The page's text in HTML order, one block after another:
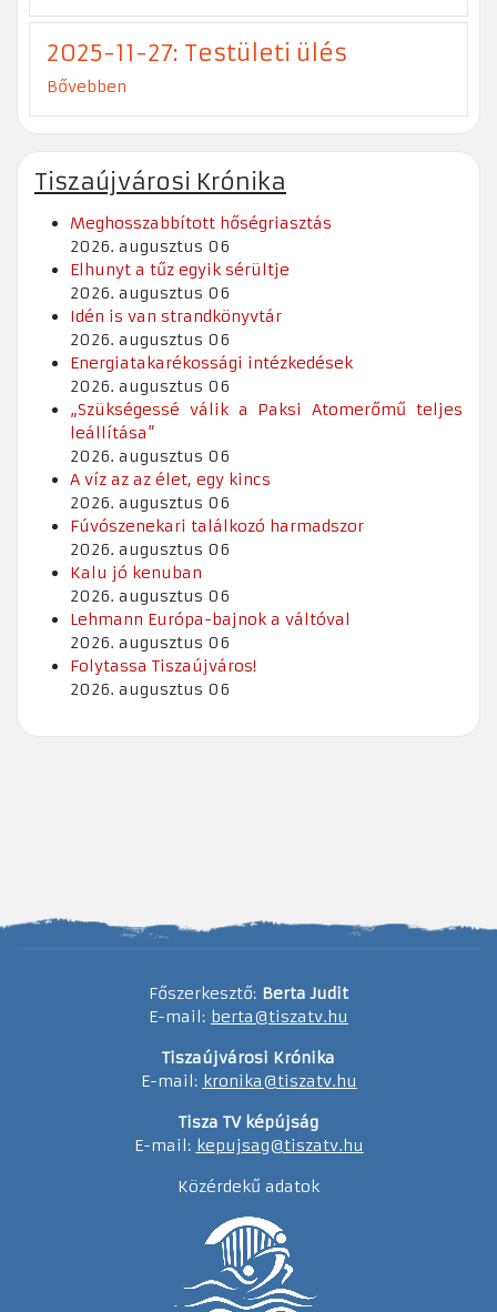
2025-11-27: Testületi ülés
Bővebben
Tiszaújvárosi Krónika
Meghosszabbított hőségriasztás
2026. augusztus 06
Elhunyt a tűz egyik sérültje
2026. augusztus 06
Idén is van strandkönyvtár
2026. augusztus 06
Energiatakarékossági intézkedések
2026. augusztus 06
„Szükségessé válik a Paksi Atomerőmű teljes
leállítása”
2026. augusztus 06
A víz az az élet, egy kincs
2026. augusztus 06
Fúvószenekari találkozó harmadszor
2026. augusztus 06
Kalu jó kenuban
2026. augusztus 06
Lehmann Európa-bajnok a váltóval
2026. augusztus 06
Folytassa Tiszaújváros!
2026. augusztus 06
Főszerkesztő: Berta Judit
E-mail: berta@tiszatv.hu
Tiszaújvárosi Krónika
E-mail: kronika@tiszatv.hu
Tisza TV képújság
E-mail: kepujsag@tiszatv.hu
Közérdekű adatok